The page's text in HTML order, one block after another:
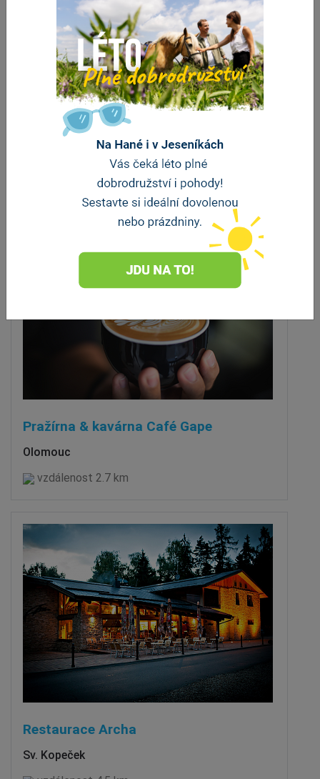
Restaurace Pivovaru Tvarg
Velká Bystřice
vzdálenost 70 m
Pražírna & kavárna Café Gape
Olomouc
vzdálenost 2.7 km
Restaurace Archa
Sv. Kopeček